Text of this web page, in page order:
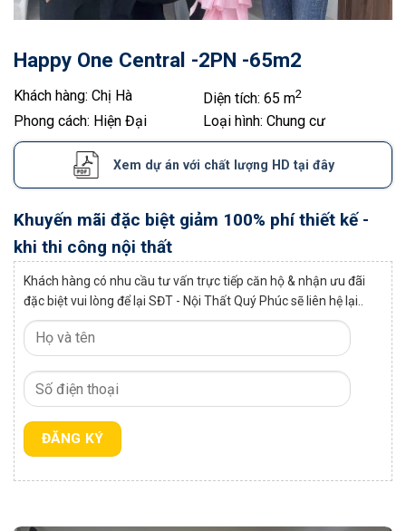
Happy One Central -2PN -65m2
Khách hàng: Chị Hà Diện tích: 65 m2
Phong cách: Hiện Đại Loại hình: Chung cư
Xem dự án với chất lượng HD tại đây
Khuyến mãi đặc biệt giảm 100% phí thiết kế -
khi thi công nội thất
Khách hàng có nhu cầu tư vấn trực tiếp căn hộ & nhận ưu đãi
đặc biệt vui lòng để lại SĐT - Nội Thất Quý Phúc sẽ liên hệ lại..